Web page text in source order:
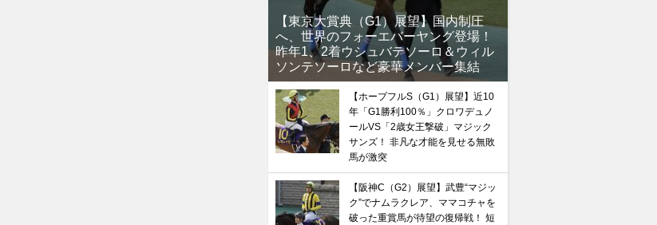
【東京大賞典（G1）展望】国内制圧
へ、世界のフォーエバーヤング登場！
昨年1、2着ウシュバテソーロ＆ウィル
ソンテソーロなど豪華メンバー集結
【ホープフルS（G1）展望】近10
年「G1勝利100％」クロワデュノ
ールVS「2歳女王撃破」マジック
サンズ！ 非凡な才能を見せる無敗
馬が激突
【阪神C（G2）展望】武豊“マジッ
ク”でナムラクレア、ママコチャを
破った重賞馬が待望の復帰戦！ 短